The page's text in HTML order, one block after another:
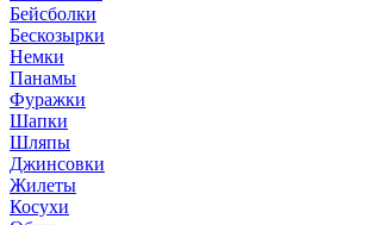
Бейсболки
Бескозырки
Немки
Панамы
Фуражки
Шапки
Шляпы
Джинсовки
Жилеты
Косухи